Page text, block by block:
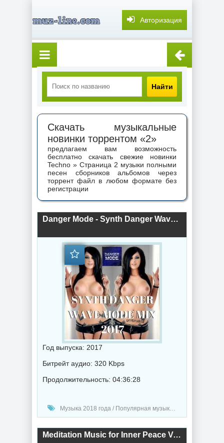
Авторизация
Найти
Скачать музыкальные
новинки торрентом «2»
предлагаем вам возможность
бесплатно скачать свежие новинки
Techno » Страница 2 музыки полными
песен сборников альбомов через
торрент файл в любом формате без
регистрации
Danger Mode - Synth Danger Wave Mode Mix (2017) торрент
Год выпуска: 2017
Битрейт аудио: 320 Kbps
Продолжительность: 04:36:28
Музыка 2018 года / Популярная музыка / Электронная музыка
Meditation Music for Inner Peace Vol.2 (Beautiful Ambient and Chillout Music (2018) торрент